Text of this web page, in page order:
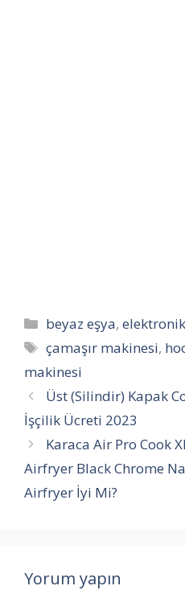
Kategoriler
beyaz eşya,elektronik
Etiketler
çamaşır makinesi,
makinesi
Üst (Silindir) Kapak
İşçilik Ücreti 2023
Karaca Air Pro Cook
Airfryer Black Chrome
Airfryer İyi Mi?
Yorum yapın